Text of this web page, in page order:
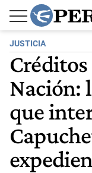
JUSTICIA
Nación:
que